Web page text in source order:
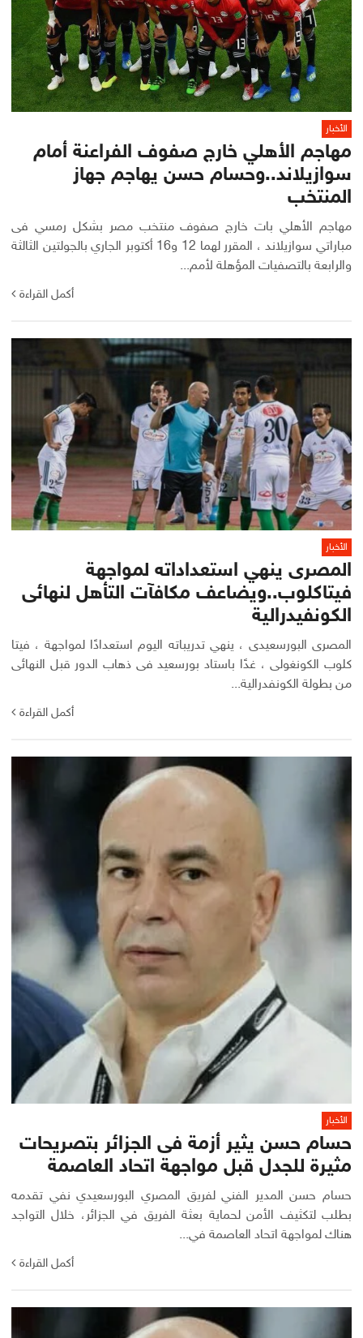
الأخبار
مهاجم الأهلي خارج صفوف الفراعنة أمام
سوازيلاند..وحسام حسن يهاجم جهاز
المنتخب
مهاجم الأهلي بات خارج صفوف منتخب مصر بشكل رمسي فى
مباراتي سوازيلاند ، المقرر لهما 12 و16 أكتوبر الجاري بالجولتين الثالثة
والرابعة بالتصفيات المؤهلة لأمم...
أكمل القراءة
الأخبار
المصرى ينهي استعداداته لمواجهة
فيتاكلوب..ويضاعف مكافآت التأهل لنهائى
الكونفيدرالية
المصرى البورسعيدى ، ينهي تدريباته اليوم استعدادًا لمواجهة ، فيتا
كلوب الكونغولى ، غدًا باستاد بورسعيد فى ذهاب الدور قبل النهائى
من بطولة الكونفدرالية...
أكمل القراءة
الأخبار
حسام حسن يثير أزمة فى الجزائر بتصريحات
مثيرة للجدل قبل مواجهة اتحاد العاصمة
حسام حسن المدير الفني لفريق المصري البورسعيدي نفي تقدمه
بطلب لتكثيف الأمن لحماية بعثة الفريق في الجزائر، خلال التواجد
هناك لمواجهة اتحاد العاصمة في...
أكمل القراءة